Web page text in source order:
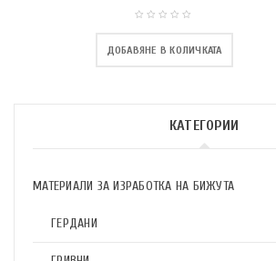
КАТЕГОРИИ
МАТЕРИАЛИ ЗА ИЗРАБОТКА НА БИЖУТА
ГЕРДАНИ
ДОБАВЯНЕ В КОЛИЧКАТА